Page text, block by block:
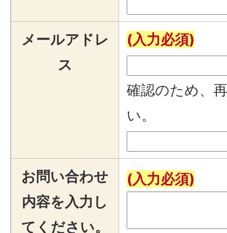
メールアドレ
ス
(入力必須)
確認のため、
い。
お問い合わせ
内容を入力し
てください。
(入力必須)